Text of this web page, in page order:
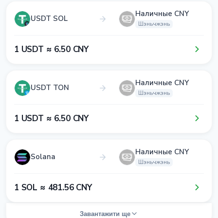
USDT SOL Наличные CNY
Шэньчжэнь
1​ USDT ≈ 6​.5​0​ CNY
USDT TON Наличные CNY
Шэньчжэнь
1​ USDT ≈ 6​.5​0​ CNY
Solana Наличные CNY
Шэньчжэнь
1​ SOL ≈ 4​8​1​.5​6​ CNY
Завантажити ще